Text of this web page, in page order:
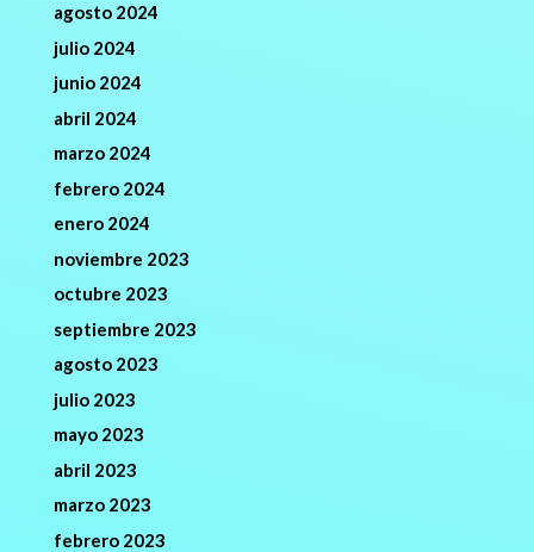
agosto 2024
julio 2024
junio 2024
abril 2024
marzo 2024
febrero 2024
enero 2024
noviembre 2023
octubre 2023
septiembre 2023
agosto 2023
julio 2023
mayo 2023
abril 2023
marzo 2023
febrero 2023